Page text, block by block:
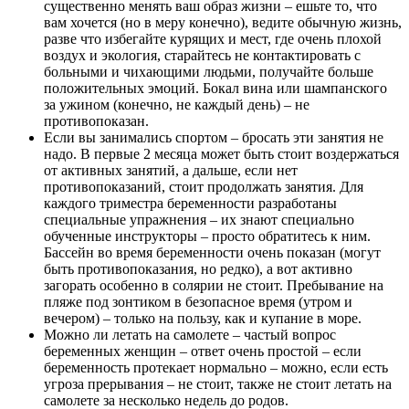
существенно менять ваш образ жизни – ешьте то, что
вам хочется (но в меру конечно), ведите обычную жизнь,
разве что избегайте курящих и мест, где очень плохой
воздух и экология, старайтесь не контактировать с
больными и чихающими людьми, получайте больше
положительных эмоций. Бокал вина или шампанского
за ужином (конечно, не каждый день) – не
противопоказан.
Если вы занимались спортом – бросать эти занятия не
надо. В первые 2 месяца может быть стоит воздержаться
от активных занятий, а дальше, если нет
противопоказаний, стоит продолжать занятия. Для
каждого триместра беременности разработаны
специальные упражнения – их знают специально
обученные инструкторы – просто обратитесь к ним.
Бассейн во время беременности очень показан (могут
быть противопоказания, но редко), а вот активно
загорать особенно в солярии не стоит. Пребывание на
пляже под зонтиком в безопасное время (утром и
вечером) – только на пользу, как и купание в море.
Можно ли летать на самолете – частый вопрос
беременных женщин – ответ очень простой – если
беременность протекает нормально – можно, если есть
угроза прерывания – не стоит, также не стоит летать на
самолете за несколько недель до родов.